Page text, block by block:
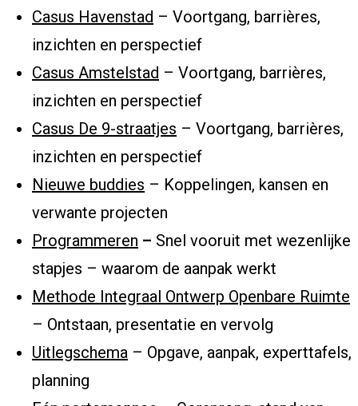
Casus Havenstad – Voortgang, barrières,
inzichten en perspectief
Casus Amstelstad – Voortgang, barrières,
inzichten en perspectief
Casus De 9-straatjes – Voortgang, barrières,
inzichten en perspectief
Nieuwe buddies – Koppelingen, kansen en
verwante projecten
Programmeren – Snel vooruit met wezenlijke
stapjes – waarom de aanpak werkt
Methode Integraal Ontwerp Openbare Ruimte
– Ontstaan, presentatie en vervolg
Uitlegschema – Opgave, aanpak, experttafels,
planning